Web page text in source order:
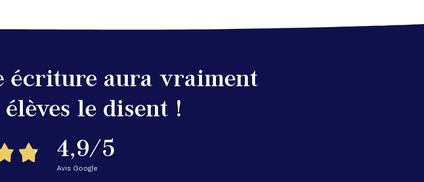
écriture aura vraiment
le disent !
4,9/5
Avis Google